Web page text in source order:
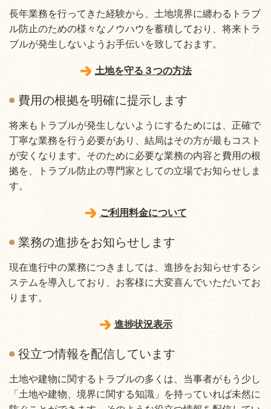
長年業務を行ってきた経験から、土地境界に纏わるトラブ
ル防止のための様々なノウハウを蓄積しており、将来トラ
ブルが発生しないようお手伝いを致しておます。
土地を守る３つの方法
費用の根拠を明確に提示します
将来もトラブルが発生しないようにするためには、正確で
丁寧な業務を行う必要があり、結局はその方が最もコスト
が安くなります。そのために必要な業務の内容と費用の根
拠を、トラブル防止の専門家としての立場でお知らせしま
す。
ご利用料金について
業務の進捗をお知らせします
現在進行中の業務につきましては、進捗をお知らせするシ
ステムを導入しており、お客様に大変喜んでいただいてお
ります。
進捗状況表示
役立つ情報を配信しています
土地や建物に関するトラブルの多くは、当事者がもう少し
「土地や建物、境界に関する知識」を持っていれば未然に